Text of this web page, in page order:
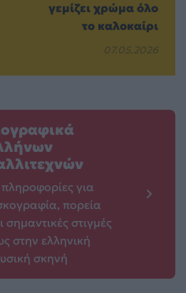
γεμίζει χρώμα όλο
το καλοκαίρι
07.05.2026
για
πορεία
σημαντικές στιγμές
στην ελληνική
σκηνή